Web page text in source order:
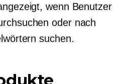
wenn Benutzer
oder nach
suchen.